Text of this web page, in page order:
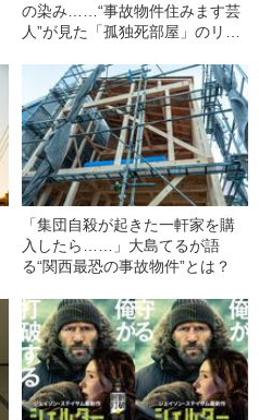
の染み……“事故物件住みます芸
人”が見た「孤独死部屋」のリア
「集団自殺が起きた一軒家を購
入したら……」大島てるが語
る“関西最恐の事故物件”とは？